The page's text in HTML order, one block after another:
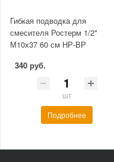
Гибкая подводка для
смесителя Ростерм 1/2"
М10x37 60 см НР-ВР
340 руб.
шт
Подробнее